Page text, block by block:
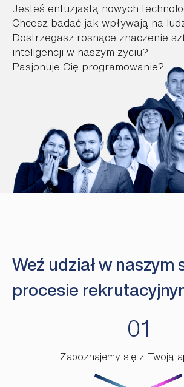
Jesteś entuzjastą nowych
Chcesz badać jak wpływają na
Dostrzegasz rosnące znaczenie
inteligencji w naszym życiu?
Pasjonuje Cię programowanie?
Weź udział w naszym
procesie
Zapoznajemy się z Twoją